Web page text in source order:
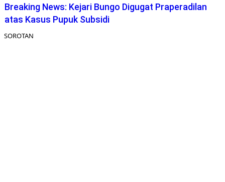
Breaking News: Kejari Bungo Digugat Praperadilan
atas Kasus Pupuk Subsidi
SOROTAN